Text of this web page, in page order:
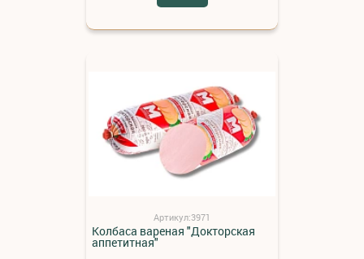
Артикул:3971
Колбаса вареная "Докторская
аппетитная"